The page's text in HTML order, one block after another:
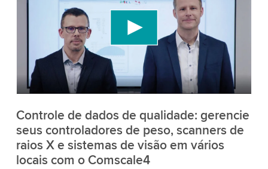
Utilizamos um serviço de terceiros para incorporar
conteúdo de vídeo que pode coletar dados sobre
sua atividade. Por favor, reveja os detalhes e
aceite o serviço para assistir a este vídeo.
Aceitar Mais informações
Controle de dados de qualidade: gerencie
seus controladores de peso, scanners de
raios X e sistemas de visão em vários
locais com o Comscale4